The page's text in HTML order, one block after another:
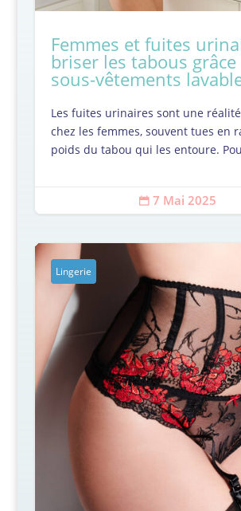
Femmes et fuites
briser les tabous grâce
sous-vêtements
Les fuites urinaires sont une
chez les femmes, souvent tues en
poids du tabou qui les entoure.
 7 Mai 2025
Lingerie